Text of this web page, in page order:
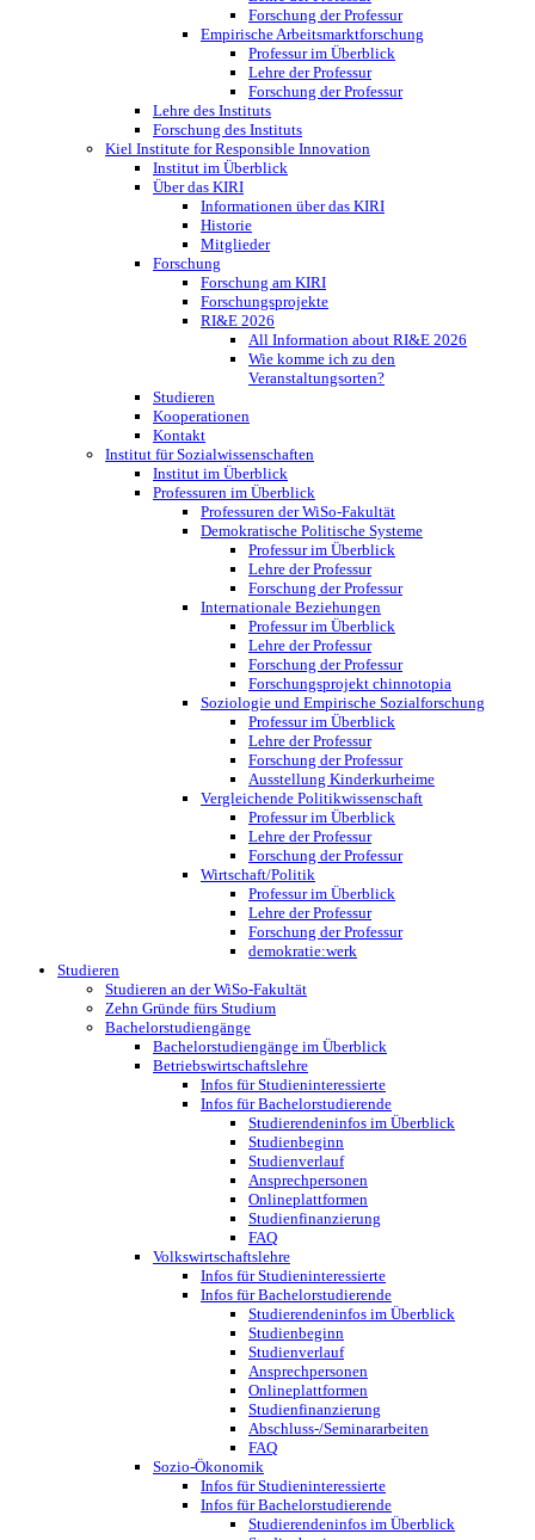
Forschung der Professur
Empirische Arbeitsmarktforschung
Professur im Überblick
Lehre der Professur
Forschung der Professur
Lehre des Instituts
Forschung des Instituts
Kiel Institute for Responsible Innovation
Institut im Überblick
Über das KIRI
Informationen über das KIRI
Historie
Mitglieder
Forschung
Forschung am KIRI
Forschungsprojekte
RI&E 2026
All Information about RI&E 2026
Wie komme ich zu den
Veranstaltungsorten?
Studieren
Kooperationen
Kontakt
Institut für Sozialwissenschaften
Institut im Überblick
Professuren im Überblick
Professuren der WiSo-Fakultät
Demokratische Politische Systeme
Professur im Überblick
Lehre der Professur
Forschung der Professur
Internationale Beziehungen
Professur im Überblick
Lehre der Professur
Forschung der Professur
Forschungsprojekt chinnotopia
Soziologie und Empirische Sozialforschung
Professur im Überblick
Lehre der Professur
Forschung der Professur
Ausstellung Kinderkurheime
Vergleichende Politikwissenschaft
Professur im Überblick
Lehre der Professur
Forschung der Professur
Wirtschaft/Politik
Professur im Überblick
Lehre der Professur
Forschung der Professur
demokratie:werk
Studieren
Studieren an der WiSo-Fakultät
Zehn Gründe fürs Studium
Bachelorstudiengänge
Bachelorstudiengänge im Überblick
Betriebswirtschaftslehre
Infos für Studieninteressierte
Infos für Bachelorstudierende
Studierendeninfos im Überblick
Studienbeginn
Studienverlauf
Ansprechpersonen
Onlineplattformen
Studienfinanzierung
FAQ
Volkswirtschaftslehre
Infos für Studieninteressierte
Infos für Bachelorstudierende
Studierendeninfos im Überblick
Studienbeginn
Studienverlauf
Ansprechpersonen
Onlineplattformen
Studienfinanzierung
Abschluss-/Seminararbeiten
FAQ
Sozio-Ökonomik
Infos für Studieninteressierte
Infos für Bachelorstudierende
Studierendeninfos im Überblick